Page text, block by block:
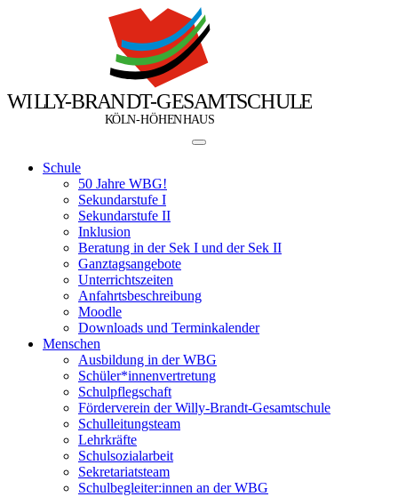
WILLY-BRANDT-GESAMTSCHULE
KÖLN-HÖHENHAUS
Schule
50 Jahre WBG!
Sekundarstufe I
Sekundarstufe II
Inklusion
Beratung in der Sek I und der Sek II
Ganztagsangebote
Unterrichtszeiten
Anfahrtsbeschreibung
Moodle
Downloads und Terminkalender
Menschen
Ausbildung in der WBG
Schüler*innenvertretung
Schulpflegschaft
Förderverein der Willy-Brandt-Gesamtschule
Schulleitungsteam
Lehrkräfte
Schulsozialarbeit
Sekretariatsteam
Schulbegleiter:innen an der WBG